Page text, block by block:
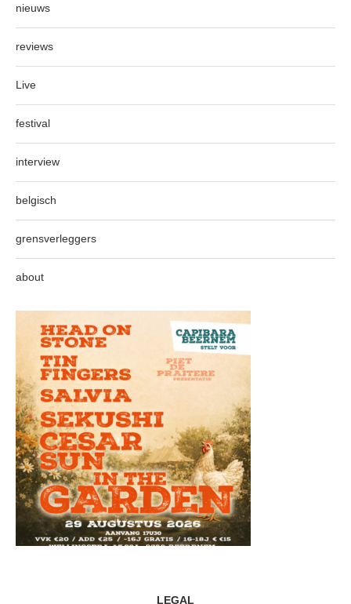
nieuws
reviews
Live
festival
interview
belgisch
grensverleggers
about
LEGAL